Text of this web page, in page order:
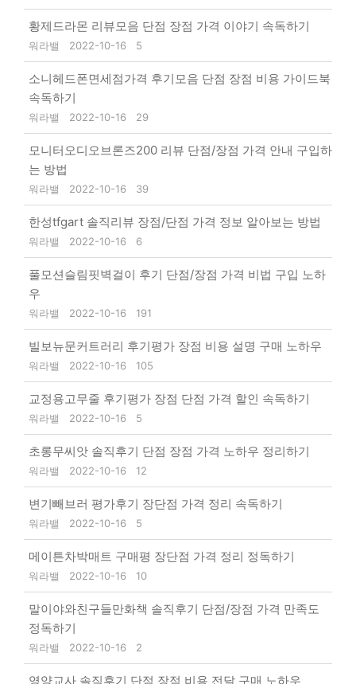
황제드라몬 리뷰모음 단점 장점 가격 이야기 속독하기
워라밸 2022-10-16 5
소니헤드폰면세점가격 후기모음 단점 장점 비용 가이드북
속독하기
워라밸 2022-10-16 29
모니터오디오브론즈200 리뷰 단점/장점 가격 안내 구입하
는 방법
워라밸 2022-10-16 39
한성tfgart 솔직리뷰 장점/단점 가격 정보 알아보는 방법
워라밸 2022-10-16 6
풀모션슬림핏벽걸이 후기 단점/장점 가격 비법 구입 노하
우
워라밸 2022-10-16 191
빌보뉴문커트러리 후기평가 장점 비용 설명 구매 노하우
워라밸 2022-10-16 105
교정용고무줄 후기평가 장점 단점 가격 할인 속독하기
워라밸 2022-10-16 5
초롱무씨앗 솔직후기 단점 장점 가격 노하우 정리하기
워라밸 2022-10-16 12
변기빼브러 평가후기 장단점 가격 정리 속독하기
워라밸 2022-10-16 5
메이튼차박매트 구매평 장단점 가격 정리 정독하기
워라밸 2022-10-16 10
말이야와친구들만화책 솔직후기 단점/장점 가격 만족도
정독하기
워라밸 2022-10-16 2
영양교사 솔직후기 단점 장점 비용 전달 구매 노하우